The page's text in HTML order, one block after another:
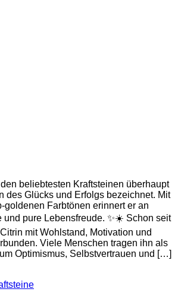
beliebtesten Kraftsteinen überhaupt
des Glücks und Erfolgs bezeichnet. Mit
goldenen Farbtönen erinnert er an
und pure Lebensfreude. ✨☀️ Schon seit
mit Wohlstand, Motivation und
Viele Menschen tragen ihn als
Optimismus, Selbstvertrauen und […]